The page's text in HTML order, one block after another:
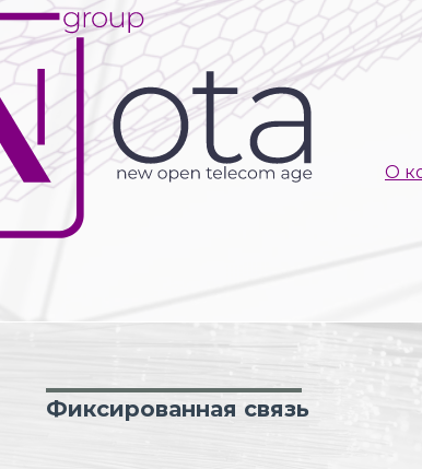
О
Фиксированная связь